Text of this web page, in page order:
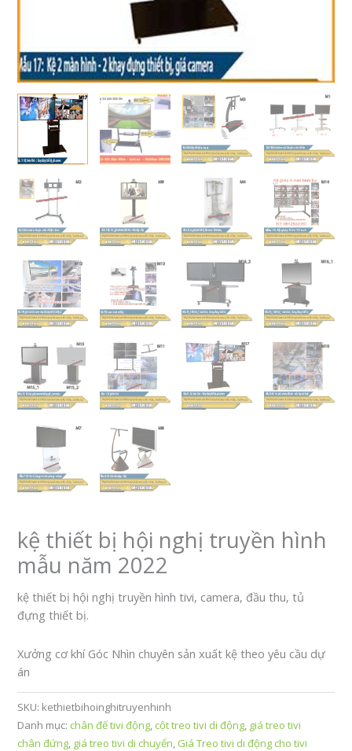
kệ thiết bị hội nghị truyền hình
mẫu năm 2022
kệ thiết bị hội nghị truyền hình tivi, camera, đầu thu, tủ
đựng thiết bị.
Xưởng cơ khí Góc Nhìn chuyên sản xuất kệ theo yêu cầu dự
án
SKU: kethietbihoinghitruyenhinh
Danh mục: chân đế tivi động, cột treo tivi di động, giá treo tivi
chân đứng, giá treo tivi di chuyển, Giá Treo tivi di động cho tivi